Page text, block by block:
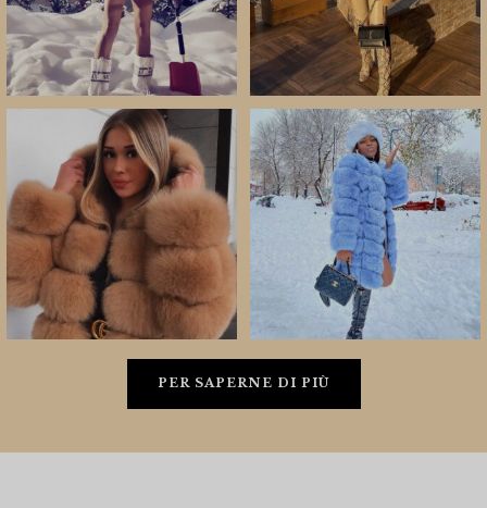
PER SAPERNE DI PIÙ